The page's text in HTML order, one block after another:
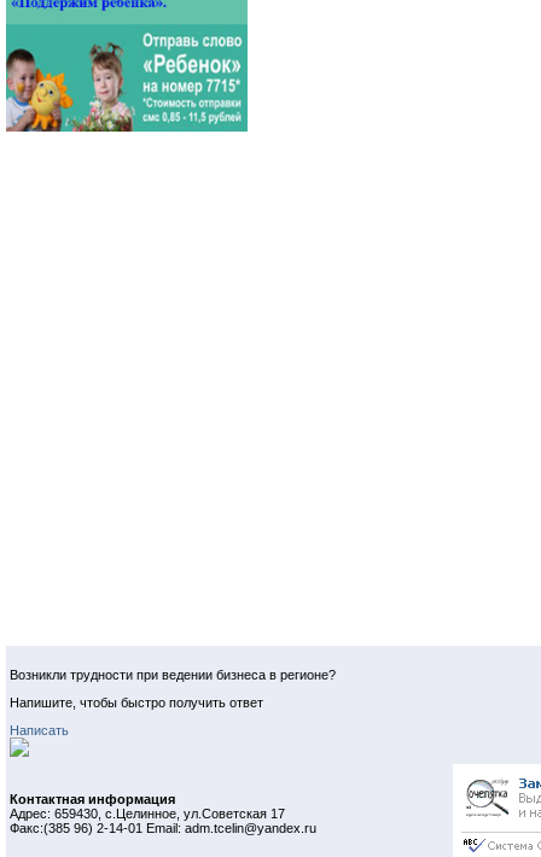
Возникли трудности при ведении бизнеса в регионе?
Напишите, чтобы быстро получить ответ
Написать
Контактная информация
Адрес: 659430, с.Целинное, ул.Советская 17
Факс:(385 96) 2-14-01 Email: adm.tcelin@yandex.ru